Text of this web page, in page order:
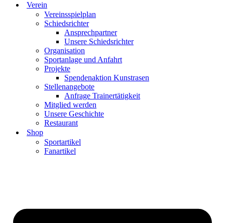
Verein
Vereinsspielplan
Schiedsrichter
Ansprechpartner
Unsere Schiedsrichter
Organisation
Sportanlage und Anfahrt
Projekte
Spendenaktion Kunstrasen
Stellenangebote
Anfrage Trainertätigkeit
Mitglied werden
Unsere Geschichte
Restaurant
Shop
Sportartikel
Fanartikel